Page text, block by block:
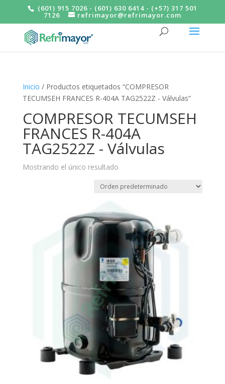
(601) 915 7026 - (601) 630 6414 - (+57) 317 501
7126 refrimayor@refrimayor.com
Inicio / Productos etiquetados “COMPRESOR
TECUMSEH FRANCES R-404A TAG2522Z - Válvulas”
COMPRESOR TECUMSEH
FRANCES R-404A
TAG2522Z - Válvulas
Mostrando el único resultado